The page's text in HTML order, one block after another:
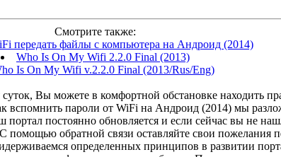
Смотрите также:
передать файлы с компьютера на Андроид (2014)
Who Is On My Wifi 2.2.0 Final (2013)
Is On My Wifi v.2.2.0 Final (2013/Rus/Eng)
Вы можете в комфортной обстановке находить
вспомнить пароли от WiFi на Андроид (2014) мы
постоянно обновляется и если сейчас вы не
помощью обратной связи оставляйте свои пожелания
определенных принципов в развитии